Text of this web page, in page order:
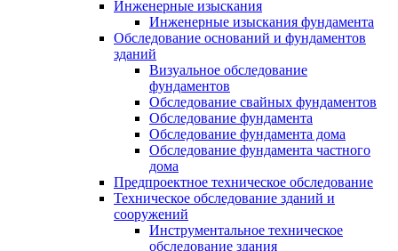
Инженерные изыскания
Инженерные изыскания фундамента
Обследование оснований и фундаментов
зданий
Визуальное обследование
фундаментов
Обследование свайных фундаментов
Обследование фундамента
Обследование фундамента дома
Обследование фундамента частного
дома
Предпроектное техническое обследование
Техническое обследование зданий и
сооружений
Инструментальное техническое
обследование здания